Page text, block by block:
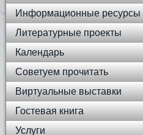
Информационные ресурсы
Литературные проекты
Календарь
Советуем прочитать
Виртуальные выставки
Гостевая книга
Услуги